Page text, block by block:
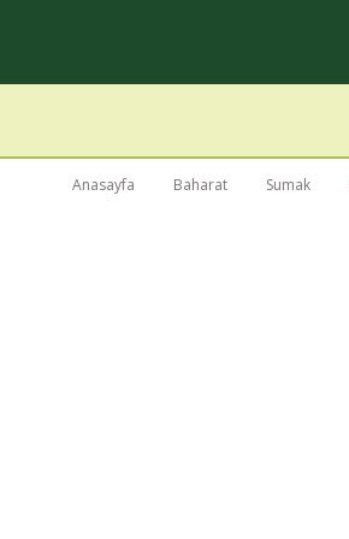
Anasayfa Baharat Sumak